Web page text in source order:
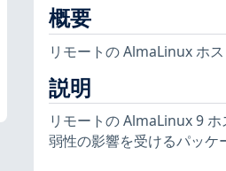
概要
リモートの AlmaLinux ホ
説明
リモートの AlmaLinux 9
弱性の影響を受けるパッケ